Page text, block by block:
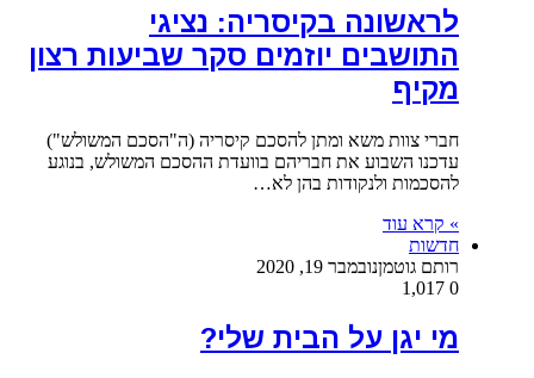
לראשונה בקיסריה: נציגי
התושבים יוזמים סקר שביעות רצון
מקיף
חברי צוות משא ומתן להסכם קיסריה (ה"הסכם המשולש")
עדכנו השבוע את חבריהם בוועדת ההסכם המשולש, בנוגע
להסכמות ולנקודות בהן לא…
» קרא עוד
חדשות
רותם גוטמןנובמבר 19, 2020
0
מי יגן על הבית שלי?